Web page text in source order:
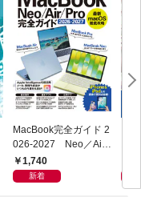
MacBook完全ガイド 2
026-2027 Neo／Air
／Pro対応
1,740
新着
X/